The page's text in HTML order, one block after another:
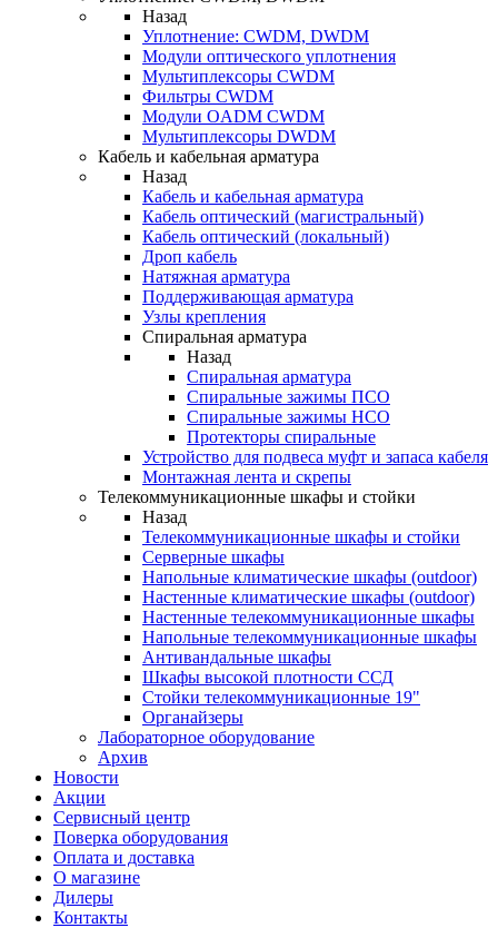
Назад
Уплотнение: CWDM, DWDM
Модули оптического уплотнения
Мультиплексоры CWDM
Фильтры CWDM
Модули OADM CWDM
Мультиплексоры DWDM
Кабель и кабельная арматура
Назад
Кабель и кабельная арматура
Кабель оптический (магистральный)
Кабель оптический (локальный)
Дроп кабель
Натяжная арматура
Поддерживающая арматура
Узлы крепления
Спиральная арматура
Назад
Спиральная арматура
Спиральные зажимы ПСО
Спиральные зажимы НСО
Протекторы спиральные
Устройство для подвеса муфт и запаса кабеля
Монтажная лента и скрепы
Телекоммуникационные шкафы и стойки
Назад
Телекоммуникационные шкафы и стойки
Серверные шкафы
Напольные климатические шкафы (outdoor)
Настенные климатические шкафы (outdoor)
Настенные телекоммуникационные шкафы
Напольные телекоммуникационные шкафы
Антивандальные шкафы
Шкафы высокой плотности ССД
Стойки телекоммуникационные 19"
Органайзеры
Лабораторное оборудование
Архив
Новости
Акции
Сервисный центр
Поверка оборудования
Оплата и доставка
О магазине
Дилеры
Контакты